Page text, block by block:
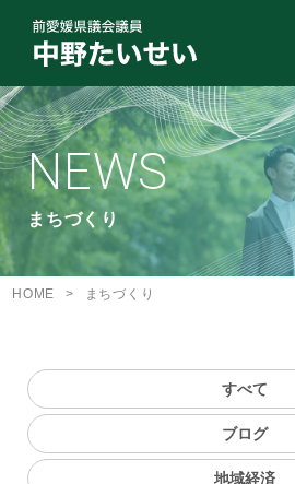
NEWS
まちづくり
HOME > まちづくり
すべて
ブログ
地域経済